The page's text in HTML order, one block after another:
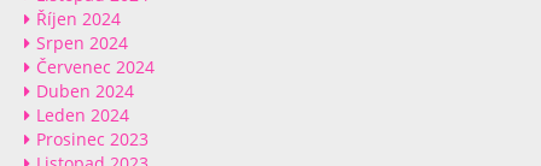
Říjen 2024
Srpen 2024
Červenec 2024
Duben 2024
Leden 2024
Prosinec 2023